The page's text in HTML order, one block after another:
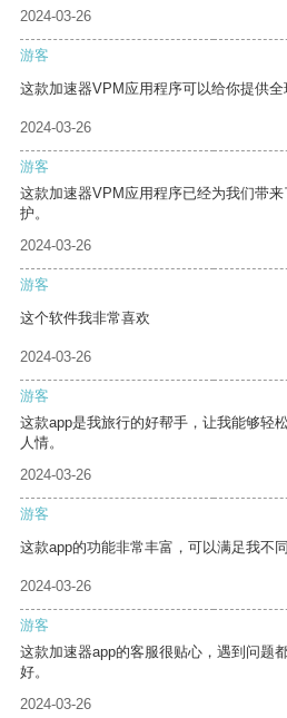
2024-03-26
游客
这款加速器VPM应用程序可以给你提供全
2024-03-26
游客
这款加速器VPM应用程序已经为我们带
护。
2024-03-26
游客
这个软件我非常喜欢
2024-03-26
游客
这款app是我旅行的好帮手，让我能够轻
人情。
2024-03-26
游客
这款app的功能非常丰富，可以满足我不
2024-03-26
游客
这款加速器app的客服很贴心，遇到问题
好。
2024-03-26